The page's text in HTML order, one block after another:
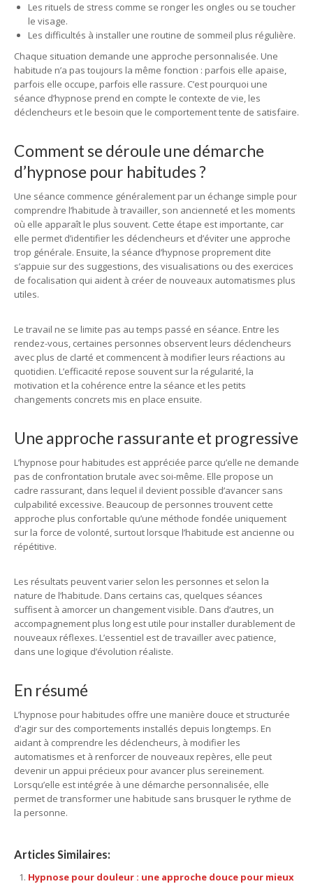
Les rituels de stress comme se ronger les ongles ou se toucher
le visage.
Les difficultés à installer une routine de sommeil plus régulière.
Chaque situation demande une approche personnalisée. Une
habitude n’a pas toujours la même fonction : parfois elle apaise,
parfois elle occupe, parfois elle rassure. C’est pourquoi une
séance d’hypnose prend en compte le contexte de vie, les
déclencheurs et le besoin que le comportement tente de satisfaire.
Comment se déroule une démarche
d’hypnose pour habitudes ?
Une séance commence généralement par un échange simple pour
comprendre l’habitude à travailler, son ancienneté et les moments
où elle apparaît le plus souvent. Cette étape est importante, car
elle permet d’identifier les déclencheurs et d’éviter une approche
trop générale. Ensuite, la séance d’hypnose proprement dite
s’appuie sur des suggestions, des visualisations ou des exercices
de focalisation qui aident à créer de nouveaux automatismes plus
utiles.
Le travail ne se limite pas au temps passé en séance. Entre les
rendez-vous, certaines personnes observent leurs déclencheurs
avec plus de clarté et commencent à modifier leurs réactions au
quotidien. L’efficacité repose souvent sur la régularité, la
motivation et la cohérence entre la séance et les petits
changements concrets mis en place ensuite.
Une approche rassurante et progressive
L’hypnose pour habitudes est appréciée parce qu’elle ne demande
pas de confrontation brutale avec soi-même. Elle propose un
cadre rassurant, dans lequel il devient possible d’avancer sans
culpabilité excessive. Beaucoup de personnes trouvent cette
approche plus confortable qu’une méthode fondée uniquement
sur la force de volonté, surtout lorsque l’habitude est ancienne ou
répétitive.
Les résultats peuvent varier selon les personnes et selon la
nature de l’habitude. Dans certains cas, quelques séances
suffisent à amorcer un changement visible. Dans d’autres, un
accompagnement plus long est utile pour installer durablement de
nouveaux réflexes. L’essentiel est de travailler avec patience,
dans une logique d’évolution réaliste.
En résumé
L’hypnose pour habitudes offre une manière douce et structurée
d’agir sur des comportements installés depuis longtemps. En
aidant à comprendre les déclencheurs, à modifier les
automatismes et à renforcer de nouveaux repères, elle peut
devenir un appui précieux pour avancer plus sereinement.
Lorsqu’elle est intégrée à une démarche personnalisée, elle
permet de transformer une habitude sans brusquer le rythme de
la personne.
Articles Similaires:
Hypnose pour douleur : une approche douce pour mieux